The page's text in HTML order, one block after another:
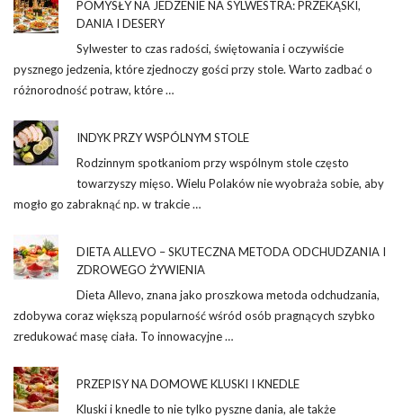
POMYSŁY NA JEDZENIE NA SYLWESTRA: PRZEKĄSKI,
DANIA I DESERY
Sylwester to czas radości, świętowania i oczywiście
pysznego jedzenia, które zjednoczy gości przy stole. Warto zadbać o
różnorodność potraw, które …
INDYK PRZY WSPÓLNYM STOLE
Rodzinnym spotkaniom przy wspólnym stole często
towarzyszy mięso. Wielu Polaków nie wyobraża sobie, aby
mogło go zabraknąć np. w trakcie …
DIETA ALLEVO – SKUTECZNA METODA ODCHUDZANIA I
ZDROWEGO ŻYWIENIA
Dieta Allevo, znana jako proszkowa metoda odchudzania,
zdobywa coraz większą popularność wśród osób pragnących szybko
zredukować masę ciała. To innowacyjne …
PRZEPISY NA DOMOWE KLUSKI I KNEDLE
Kluski i knedle to nie tylko pyszne dania, ale także